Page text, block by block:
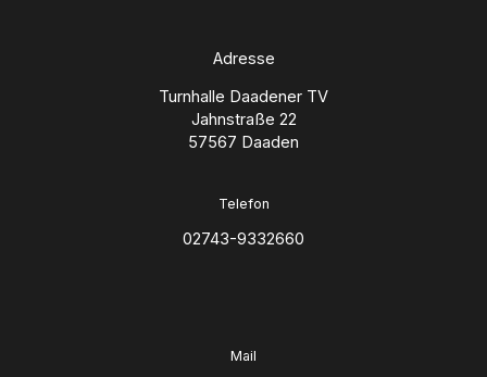
Adresse
Turnhalle Daadener TV
Jahnstraße 22
57567 Daaden
Telefon
02743-9332660
Mail